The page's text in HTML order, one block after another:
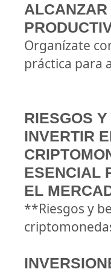
ALCANZAR
Organízate
práctica para
RIESGOS
INVERTIR
ESENCIAL
EL
**Riesgos y